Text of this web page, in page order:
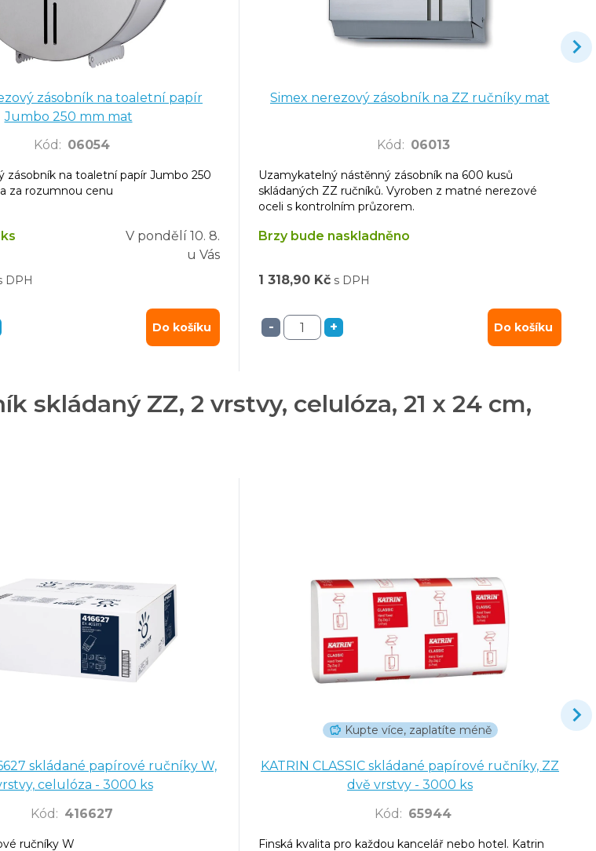
zásobník na toaletní papír
Jumbo 250 mm mat
Kód : 06054
zásobník na toaletní papír Jumbo 250
za rozumnou cenu
V pondělí 10. 8.
u Vás
DPH
Do košíku
Simex nerezový zásobník na ZZ ručníky mat
Kód : 06013
Uzamykatelný nástěnný zásobník na 600 kusů
skládaných ZZ ručníků. Vyroben z matné nerezové
oceli s kontrolním průzorem.
Brzy bude naskladněno
1 318,90 Kč s DPH
- + Do košíku
skládaný ZZ, 2 vrstvy, celulóza, 21 x 24 cm,
skládané papírové ručníky W,
celulóza - 3000 ks
Kód : 416627
ručníky W
Kupte více, zaplatíte méně
KATRIN CLASSIC skládané papírové ručníky, ZZ
dvě vrstvy - 3000 ks
Kód : 65944
Finská kvalita pro každou kancelář nebo hotel. Katrin